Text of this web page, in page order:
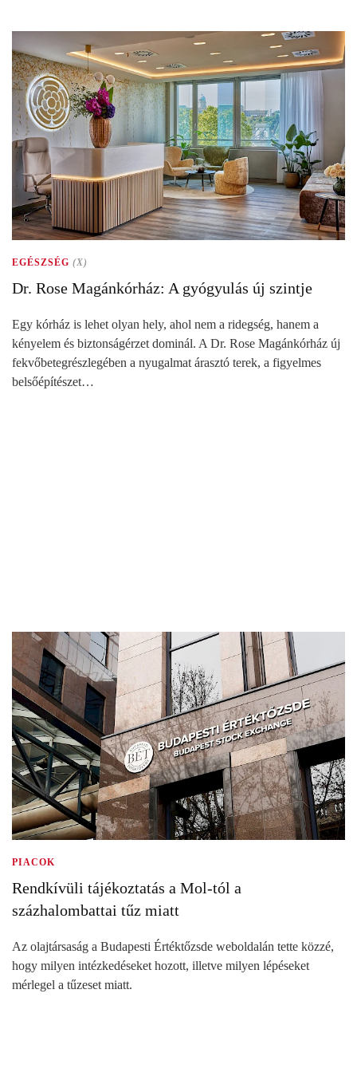
EGÉSZSÉG (X)
Dr. Rose Magánkórház: A gyógyulás új szintje
Egy kórház is lehet olyan hely, ahol nem a ridegség, hanem a
kényelem és biztonságérzet dominál. A Dr. Rose Magánkórház új
fekvőbetegrészlegében a nyugalmat árasztó terek, a figyelmes
belsőépítészet…
PIACOK
Rendkívüli tájékoztatás a Mol-tól a
százhalombattai tűz miatt
Az olajtársaság a Budapesti Értéktőzsde weboldalán tette közzé,
hogy milyen intézkedéseket hozott, illetve milyen lépéseket
mérlegel a tűzeset miatt.